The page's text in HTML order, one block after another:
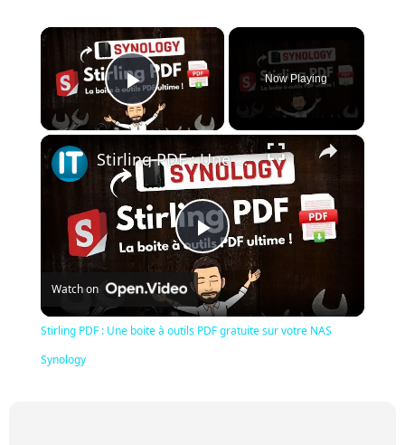
×
Play Video
Now Playing
×
Play
Video
Stirling PDF : Une boite à outils PDF gratuite sur votre NAS Synology
Watch on
Stirling PDF : Une boite à outils PDF gratuite sur votre NAS
Synology